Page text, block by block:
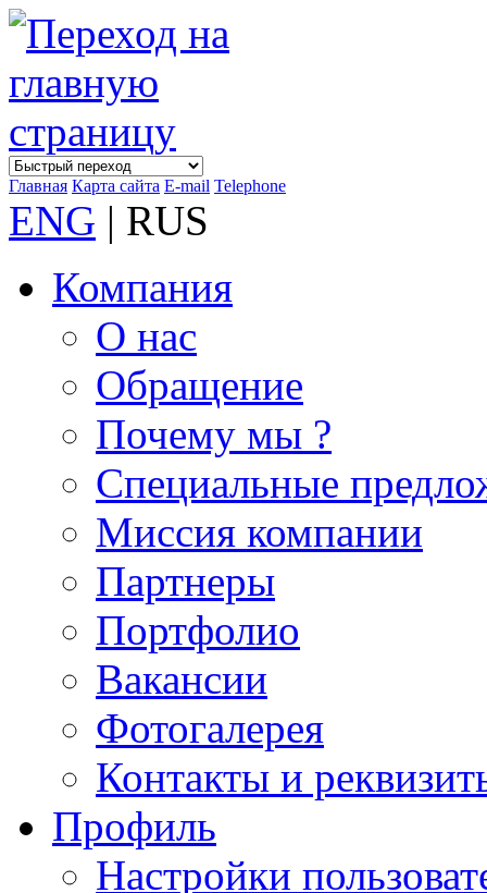
Главная Карта сайта E-mail Telephone
ENG | RUS
Компания
О нас
Обращение
Почему мы ?
Специальные
Миссия компании
Партнеры
Портфолио
Вакансии
Фотогалерея
Контакты и
Профиль
Настройки